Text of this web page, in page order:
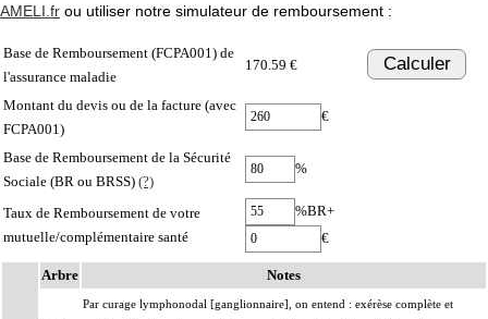
AMELI.fr ou utiliser notre simulateur de remboursement :
Base de Remboursement (FCPA001) de
l'assurance maladie
170.59 € Calculer
Montant du devis ou de la facture (avec
FCPA001)
€
Base de Remboursement de la Sécurité
Sociale (BR ou BRSS) (?)
%
Taux de Remboursement de votre
mutuelle/complémentaire santé
%BR+
€
Arbre Notes
Par curage lymphonodal [ganglionnaire], on entend : exérèse complète et